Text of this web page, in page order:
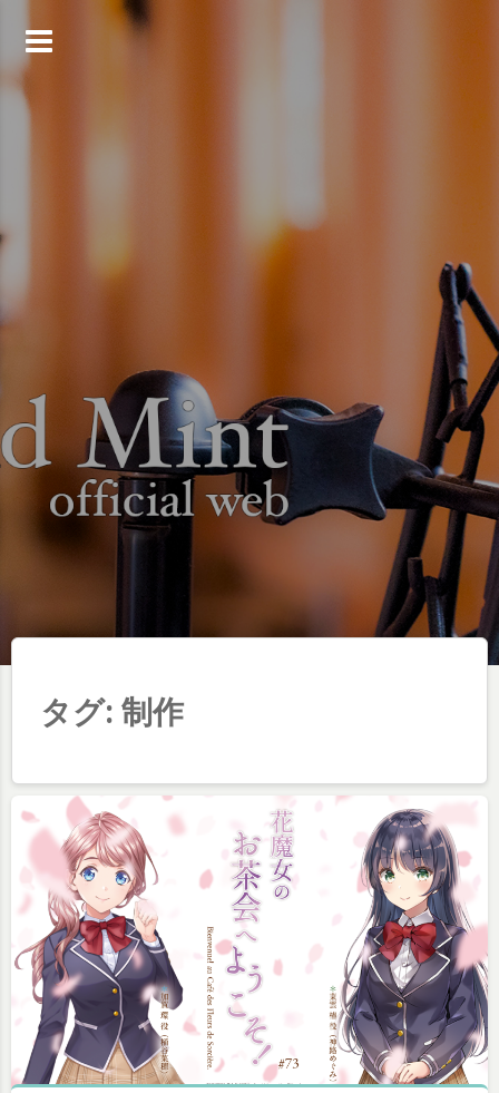
テ
ン
ッ
プ
タグ: 制作